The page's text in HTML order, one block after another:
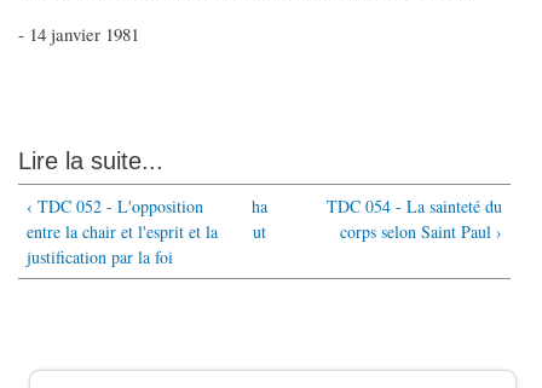
- 14 janvier 1981
Lire la suite...
‹ TDC 052 - L'opposition
entre la chair et l'esprit et la
justification par la foi
ha
ut
TDC 054 - La sainteté du
corps selon Saint Paul ›